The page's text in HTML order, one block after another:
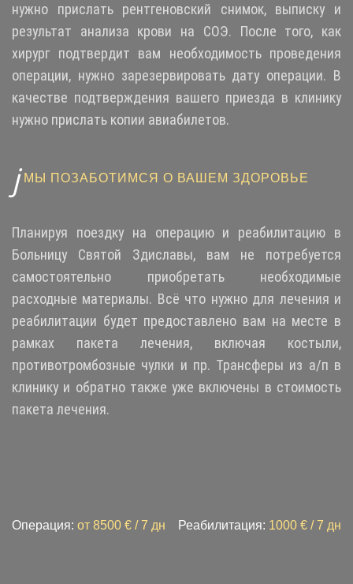
нужно прислать рентгеновский снимок, выписку и
результат анализа крови на СОЭ. После того, как
хирург подтвердит вам необходимость проведения
операции, нужно зарезервировать дату операции. В
качестве подтверждения вашего приезда в клинику
нужно прислать копии авиабилетов.
МЫ ПОЗАБОТИМСЯ О ВАШЕМ ЗДОРОВЬЕ
Планируя поездку на операцию и реабилитацию в
Больницу Святой Здиславы, вам не потребуется
самостоятельно приобретать необходимые
расходные материалы. Всё что нужно для лечения и
реабилитации будет предоставлено вам на месте в
рамках пакета лечения, включая костыли,
противотромбозные чулки и пр. Трансферы из а/п в
клинику и обратно также уже включены в стоимость
пакета лечения.
Реабилитация: 1000 € / 7 дн
Операция: от 8500 € / 7 дн